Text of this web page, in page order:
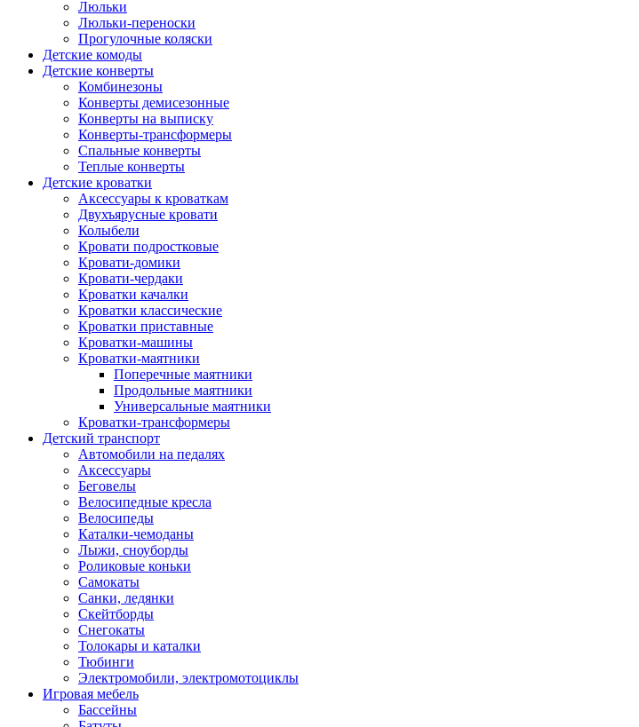
Люльки
Люльки-переноски
Прогулочные коляски
Детские комоды
Детские конверты
Комбинезоны
Конверты демисезонные
Конверты на выписку
Конверты-трансформеры
Спальные конверты
Теплые конверты
Детские кроватки
Аксессуары к кроваткам
Двухъярусные кровати
Колыбели
Кровати подростковые
Кровати-домики
Кровати-чердаки
Кроватки качалки
Кроватки классические
Кроватки приставные
Кроватки-машины
Кроватки-маятники
Поперечные маятники
Продольные маятники
Универсальные маятники
Кроватки-трансформеры
Детский транспорт
Автомобили на педалях
Аксессуары
Беговелы
Велосипедные кресла
Велосипеды
Каталки-чемоданы
Лыжи, сноуборды
Роликовые коньки
Самокаты
Санки, ледянки
Скейтборды
Снегокаты
Толокары и каталки
Тюбинги
Электромобили, электромотоциклы
Игровая мебель
Бассейны